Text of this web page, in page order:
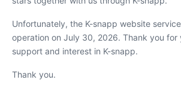
Unfortunately, the K-snapp website
operation on July 30, 2026. Thank you for
support and interest in K-snapp.
Thank you.